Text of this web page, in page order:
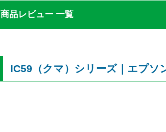
商品レビュー 一覧
IC59（クマ）シリーズ｜エプ